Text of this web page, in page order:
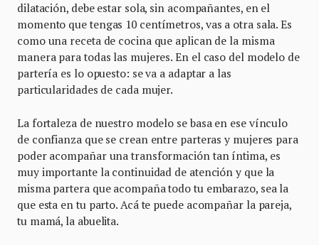
dilatación, debe estar sola, sin acompañantes, en el
momento que tengas 10 centímetros, vas a otra sala. Es
como una receta de cocina que aplican de la misma
manera para todas las mujeres. En el caso del modelo de
partería es lo opuesto: se va a adaptar a las
particularidades de cada mujer.
La fortaleza de nuestro modelo se basa en ese vínculo
de confianza que se crean entre parteras y mujeres para
poder acompañar una transformación tan íntima, es
muy importante la continuidad de atención y que la
misma partera que acompaña todo tu embarazo, sea la
que esta en tu parto. Acá te puede acompañar la pareja,
tu mamá, la abuelita.